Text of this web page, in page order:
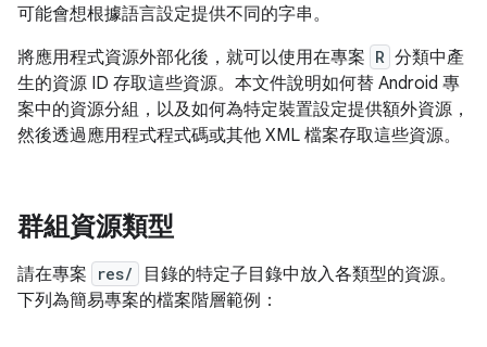
可能會想根據語言設定提供不同的字串。
將應用程式資源外部化後，就可以使用在專案 R 分類中產
生的資源 ID 存取這些資源。本文件說明如何替 Android 專
案中的資源分組，以及如何為特定裝置設定提供額外資源，
然後透過應用程式程式碼或其他 XML 檔案存取這些資源。
群組資源類型
請在專案 res/
目錄的特定子目錄中放入各類型的資源。
下列為簡易專案的檔案階層範例：